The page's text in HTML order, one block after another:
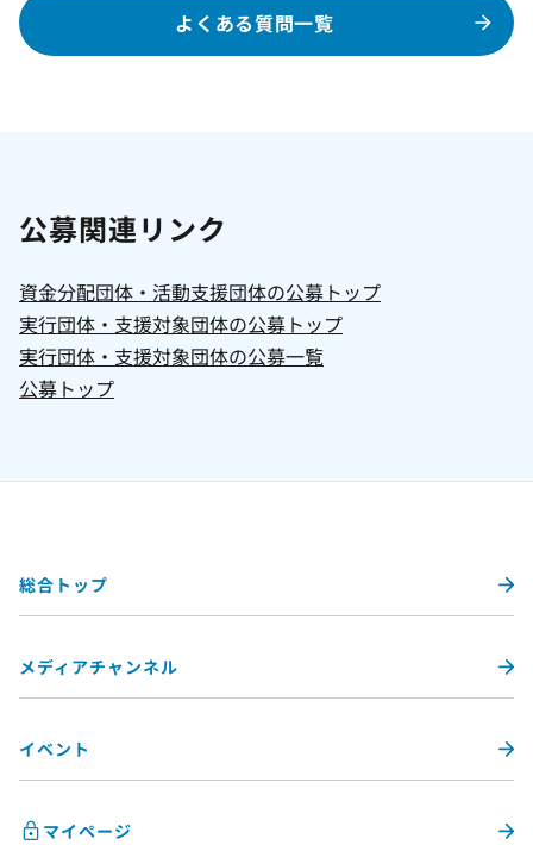
よくある質問一覧
公募関連リンク
資金分配団体・活動支援団体の公募トップ
実行団体・支援対象団体の公募トップ
実行団体・支援対象団体の公募一覧
公募トップ
総合トップ
メディアチャンネル
イベント
マイページ